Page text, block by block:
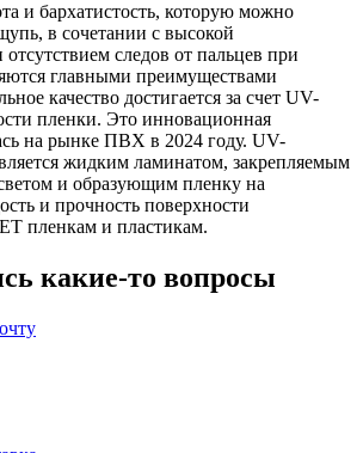
и бархатистость, которую можно
в сочетании с высокой
следов от пальцев при
главными преимуществами
качество достигается за счет UV-
пленки. Это инновационная
на рынке ПВХ в 2024 году. UV-
жидким ламинатом, закрепляемым
и образующим пленку на
и прочность поверхности
пленкам и пластикам.
какие-то вопросы